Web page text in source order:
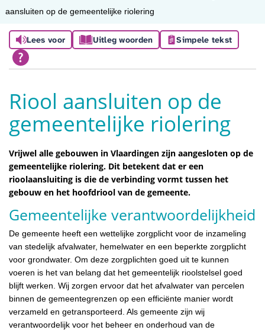
aansluiten op de gemeentelijke riolering
Lees voor Uitleg woorden Simpele tekst
Riool aansluiten op de
gemeentelijke riolering
Vrijwel alle gebouwen in Vlaardingen zijn aangesloten op de
gemeentelijke riolering. Dit betekent dat er een
rioolaansluiting is die de verbinding vormt tussen het
gebouw en het hoofdriool van de gemeente.
Gemeentelijke verantwoordelijkheid
De gemeente heeft een wettelijke zorgplicht voor de inzameling
van stedelijk afvalwater, hemelwater en een beperkte zorgplicht
voor grondwater. Om deze zorgplichten goed uit te kunnen
voeren is het van belang dat het gemeentelijk rioolstelsel goed
blijft werken. Wij zorgen ervoor dat het afvalwater van percelen
binnen de gemeentegrenzen op een efficiënte manier wordt
verzameld en getransporteerd. Als gemeente zijn wij
verantwoordelijk voor het beheer en onderhoud van de